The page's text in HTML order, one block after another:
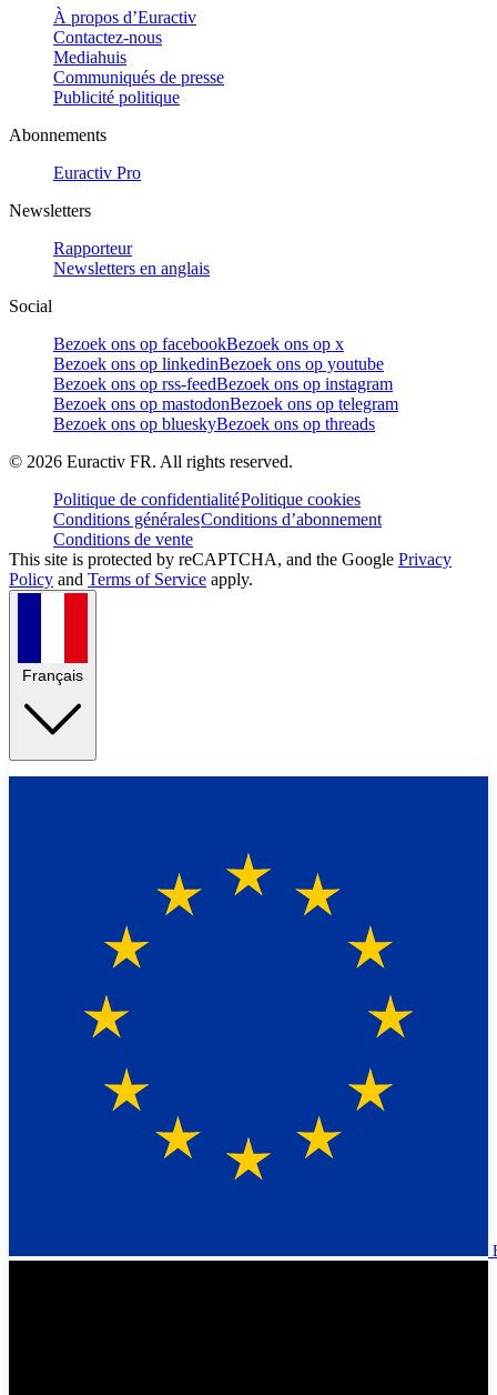
À propos d’Euractiv
Contactez-nous
Mediahuis
Communiqués de presse
Publicité politique
Abonnements
Euractiv Pro
Newsletters
Rapporteur
Newsletters en anglais
Social
Bezoek ons op facebookBezoek ons op x
Bezoek ons op linkedinBezoek ons op youtube
Bezoek ons op rss-feedBezoek ons op instagram
Bezoek ons op mastodonBezoek ons op telegram
Bezoek ons op blueskyBezoek ons op threads
© 2026 Euractiv FR. All rights reserved.
Politique de confidentialitéPolitique cookies
Conditions généralesConditions d’abonnement
Conditions de vente
This site is protected by reCAPTCHA, and the Google Privacy
Policy and Terms of Service apply.
Français